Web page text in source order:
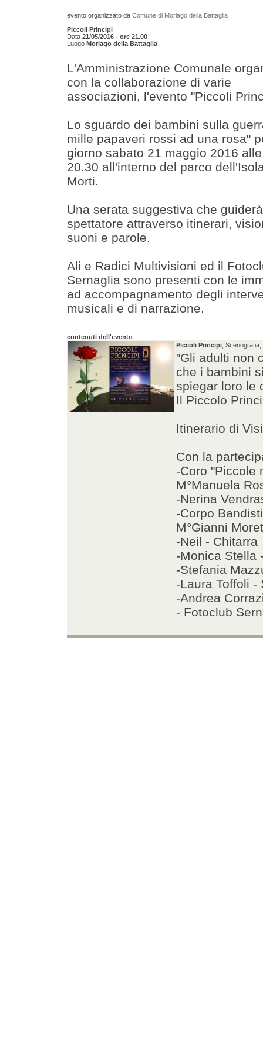
evento organizzato da Comune di Moriago della Battaglia
Piccoli Principi
Data 21/05/2016 - ore 21.00
Luogo Moriago della Battaglia
L'Amministrazione Comunale
con la collaborazione di varie
associazioni, l'evento "Piccoli
Lo sguardo dei bambini sulla
mille papaveri rossi ad una rosa"
giorno sabato 21 maggio 2016
20.30 all'interno del parco
Morti.
Una serata suggestiva che
spettatore attraverso itinerari,
suoni e parole.
Ali e Radici Multivisioni ed il
Sernaglia sono presenti con le
ad accompagnamento degli
musicali e di narrazione.
contenuti dell'evento
Piccoli Principi ,
"Gli adulti non
che i bambini
spiegar loro le
Il Piccolo
Itinerario di
Con la
-Coro "Piccole
M°Manuela
-Nerina
-Corpo
M°Gianni
-Neil - Chitarra
-Monica Stella
-Stefania
-Laura Toffoli -
-Andrea
- Fotoclub